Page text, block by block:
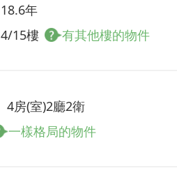
18.6年
4/15樓
有其他樓的物件
4房(室)2廳2衛
一樣格局的物件